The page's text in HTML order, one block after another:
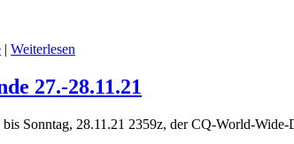
| Weiterlesen
27.-28.11.21
Sonntag, 28.11.21 2359z, der CQ-World-